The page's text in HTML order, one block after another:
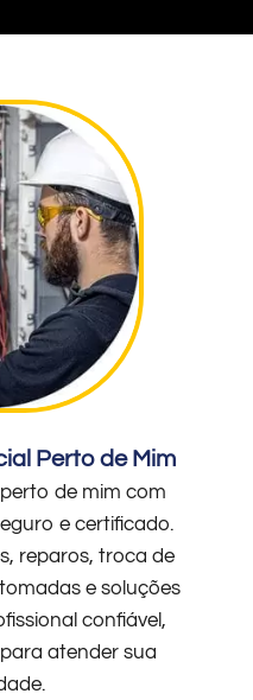
Perto de Mim
de mim com
e certificado.
reparos, troca de
e soluções
confiável,
atender sua